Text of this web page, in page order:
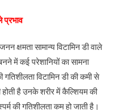
प्रभाव
क्षमता सामान्य विटामिन डी वाले
में कई परेशानियों का सामना
विटामिन डी की कमी से
होती है उनके शरीर में कैल्शियम की
की गतिशीलता कम हो जाती है।